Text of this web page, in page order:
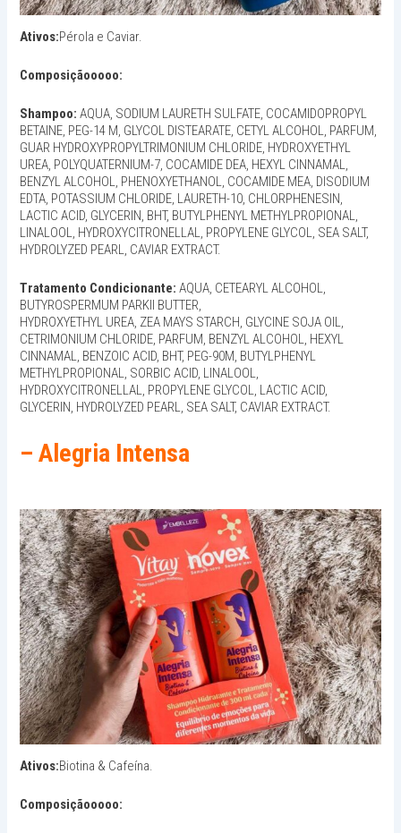
Ativos:Pérola e Caviar.
Composiçãooooo:
Shampoo: AQUA, SODIUM LAURETH SULFATE, COCAMIDOPROPYL
BETAINE, PEG-14 M, GLYCOL DISTEARATE, CETYL ALCOHOL, PARFUM,
GUAR HYDROXYPROPYLTRIMONIUM CHLORIDE, HYDROXYETHYL
UREA, POLYQUATERNIUM-7, COCAMIDE DEA, HEXYL CINNAMAL,
BENZYL ALCOHOL, PHENOXYETHANOL, COCAMIDE MEA, DISODIUM
EDTA, POTASSIUM CHLORIDE, LAURETH-10, CHLORPHENESIN,
LACTIC ACID, GLYCERIN, BHT, BUTYLPHENYL METHYLPROPIONAL,
LINALOOL, HYDROXYCITRONELLAL, PROPYLENE GLYCOL, SEA SALT,
HYDROLYZED PEARL, CAVIAR EXTRACT.
Tratamento Condicionante: AQUA, CETEARYL ALCOHOL,
BUTYROSPERMUM PARKII BUTTER,
HYDROXYETHYL UREA, ZEA MAYS STARCH, GLYCINE SOJA OIL,
CETRIMONIUM CHLORIDE, PARFUM, BENZYL ALCOHOL, HEXYL
CINNAMAL, BENZOIC ACID, BHT, PEG-90M, BUTYLPHENYL
METHYLPROPIONAL, SORBIC ACID, LINALOOL,
HYDROXYCITRONELLAL, PROPYLENE GLYCOL, LACTIC ACID,
GLYCERIN, HYDROLYZED PEARL, SEA SALT, CAVIAR EXTRACT.
– Alegria Intensa
Ativos:Biotina & Cafeína.
Composiçãooooo: